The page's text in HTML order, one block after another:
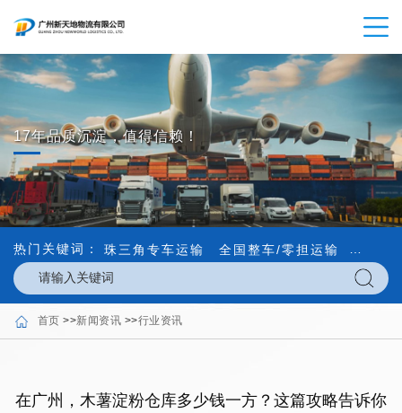
17年品质沉淀，值得信赖！
热门关键词： 珠三角专车运输 全国整车/零担运输 内外贸
首页 >>新闻资讯 >>行业资讯
在广州，木薯淀粉仓库多少钱一方？这篇攻略告诉你